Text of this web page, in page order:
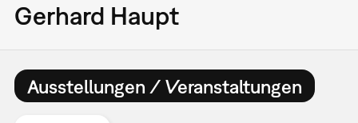
Gerhard Haupt
Ausstellungen / Veranstaltungen